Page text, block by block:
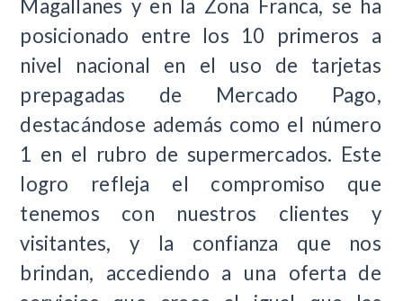
Magallanes y en la Zona Franca, se ha
posicionado entre los 10 primeros a
nivel nacional en el uso de tarjetas
prepagadas de Mercado Pago,
destacándose además como el número
1 en el rubro de supermercados. Este
logro refleja el compromiso que
tenemos con nuestros clientes y
visitantes, y la confianza que nos
brindan, accediendo a una oferta de